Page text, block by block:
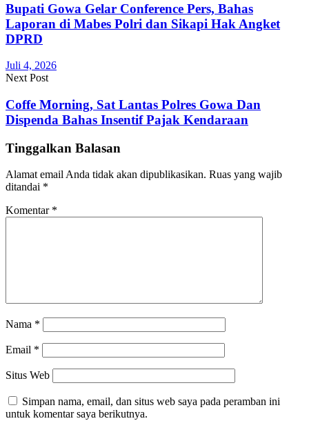
Bupati Gowa Gelar Conference Pers, Bahas
Laporan di Mabes Polri dan Sikapi Hak Angket
DPRD
Juli 4, 2026
Next Post
Coffe Morning, Sat Lantas Polres Gowa Dan
Dispenda Bahas Insentif Pajak Kendaraan
Tinggalkan Balasan
Alamat email Anda tidak akan dipublikasikan. Ruas yang wajib
ditandai *
Komentar *
Nama *
Email *
Situs Web
Simpan nama, email, dan situs web saya pada peramban ini
untuk komentar saya berikutnya.